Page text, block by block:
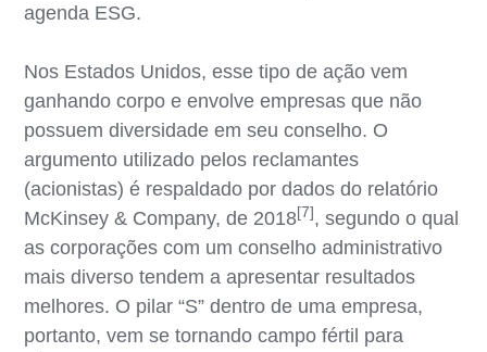
agenda ESG.
Nos Estados Unidos, esse tipo de ação vem
ganhando corpo e envolve empresas que não
possuem diversidade em seu conselho. O
argumento utilizado pelos reclamantes
(acionistas) é respaldado por dados do relatório
McKinsey & Company, de 2018[7] , segundo o qual
as corporações com um conselho administrativo
mais diverso tendem a apresentar resultados
melhores. O pilar “S” dentro de uma empresa,
portanto, vem se tornando campo fértil para